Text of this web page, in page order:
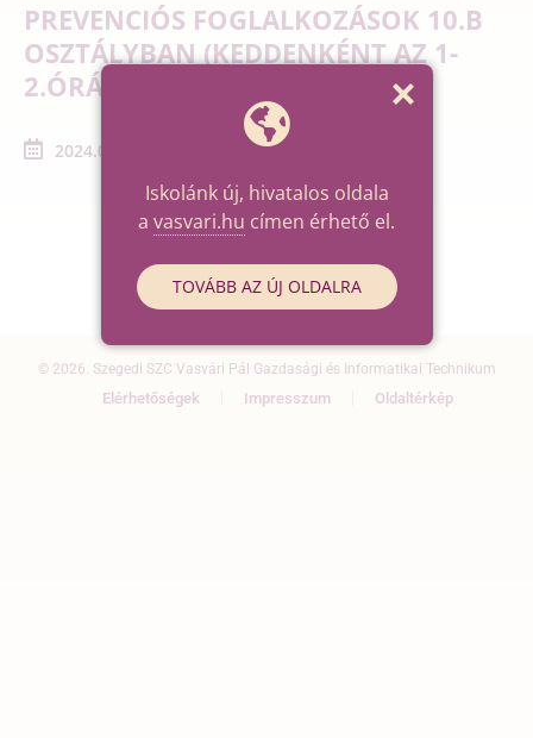
PREVENCIÓS FOGLALKOZÁSOK 10.B
OSZTÁLYBAN (KEDDENKÉNT AZ 1-
2.ÓRÁBAN)
2024.04.09. - 2024.04.30.
© 2026. Szegedi SZC Vasvári Pál Gazdasági és Informatikai Technikum
Elérhetőségek Impresszum Oldaltérkép
Iskolánk új, hivatalos oldala
a vasvari.hu címen érhető el.
TOVÁBB AZ ÚJ OLDALRA